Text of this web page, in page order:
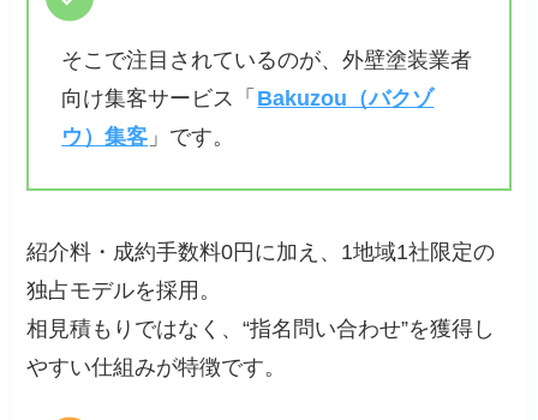
そこで注目されているのが、外壁塗装業者
向け集客サービス「 Bakuzou（バクゾ
ウ）集客 」です。
紹介料・成約手数料0円に加え、1地域1社限定の
独占モデルを採用。
相見積もりではなく、“指名問い合わせ”を獲得し
やすい仕組みが特徴です。